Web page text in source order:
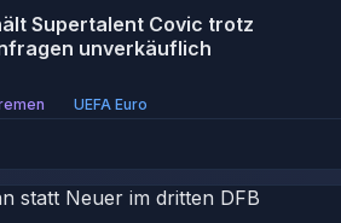
Supertalent Covic trotz
unverkäuflich
UEFA Euro